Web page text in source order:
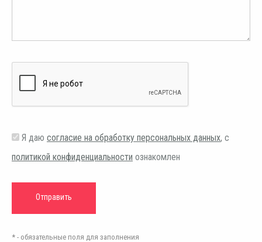
Я даю согласие на обработку персональных данных, с
политикой конфиденциальности ознакомлен
* - обязательные поля для заполнения